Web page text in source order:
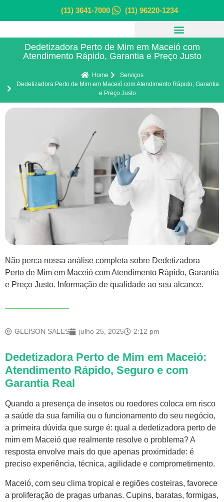
(11) 3641-7000 (11) 96220-1234
Dedetizadora Perto de Mim em Maceió com
Atendimento Rápido, Garantia e Preço Justo
Home
Serviços
Dedetizadora Perto de Mim em Maceió com Atendimento Rápido, Garantia
e Preço Justo
Não perca nossa análise completa sobre Dedetizadora
Perto de Mim em Maceió com Atendimento Rápido, Garantia
e Preço Justo. Informação de qualidade ao seu alcance.
GLEISON SALES julho 25, 2025 2:12 pm
Dedetizadora Perto de Mim em Maceió:
Atendimento Rápido, Seguro e com
Garantia Real
Quando a presença de insetos ou roedores coloca em risco
a saúde da sua família ou o funcionamento do seu negócio,
a primeira dúvida que surge é: qual a dedetizadora perto de
mim em Maceió que realmente resolve o problema? A
resposta envolve mais do que apenas proximidade: é
preciso experiência, técnica, agilidade e comprometimento.
Maceió, com seu clima tropical e regiões costeiras, favorece
a proliferação de pragas urbanas. Cupins, baratas, formigas,